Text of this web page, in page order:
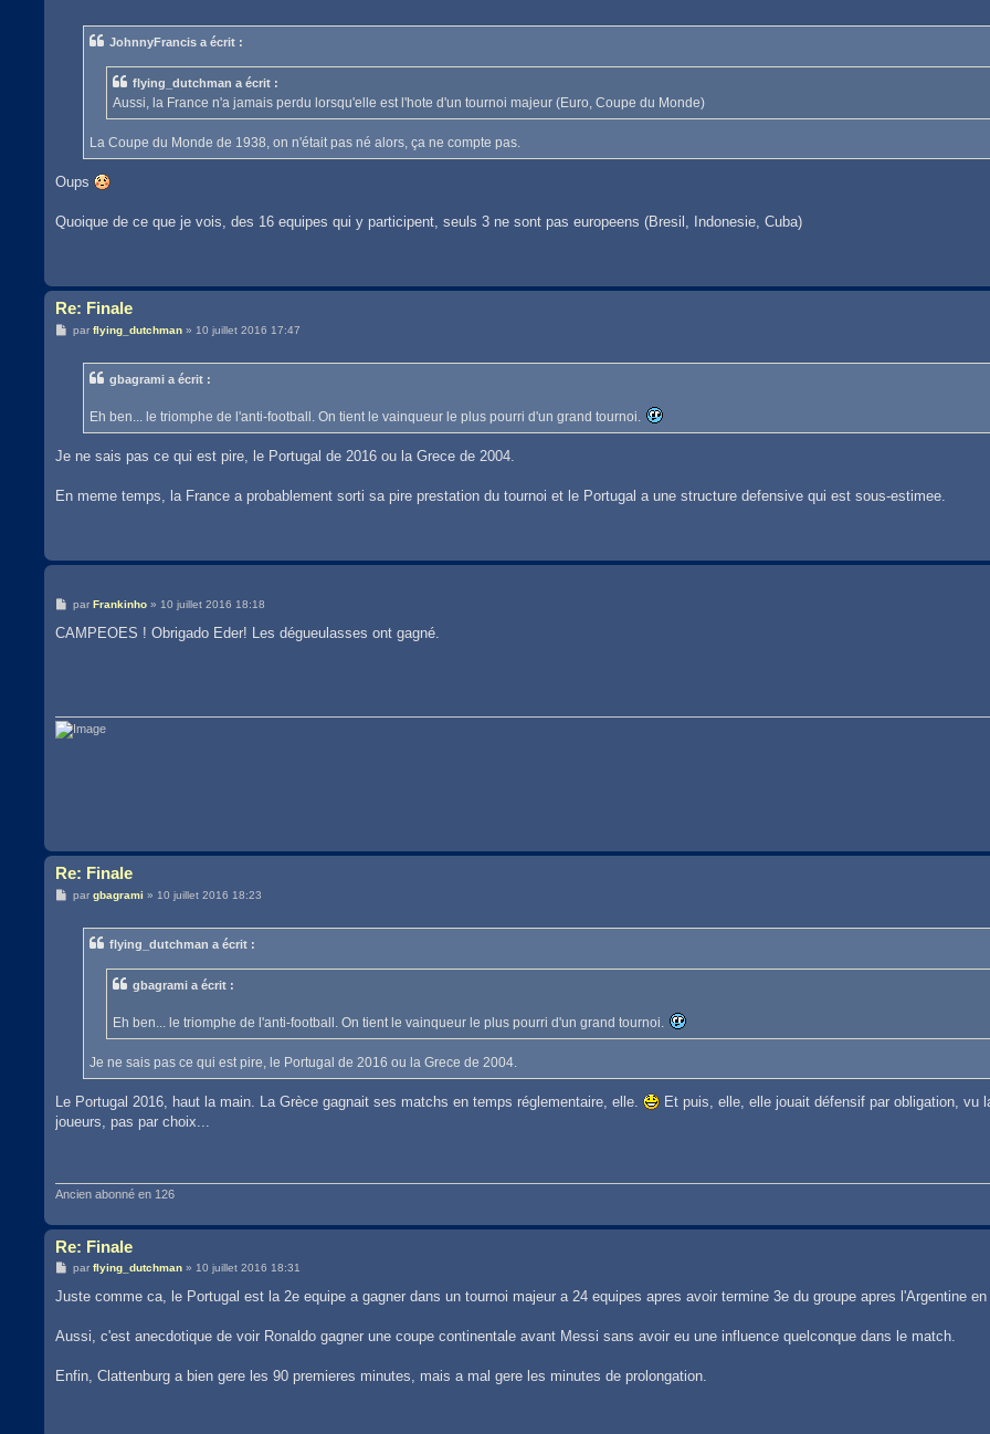
JohnnyFrancis a écrit :
flying_dutchman a écrit :
Aussi, la France n'a jamais perdu lorsqu'elle est l'hote d'un tournoi majeur (Euro, Coupe du Monde)
La Coupe du Monde de 1938, on n'était pas né alors, ça ne compte pas.
Oups
Quoique de ce que je vois, des 16 equipes qui y participent, seuls 3 ne sont pas europeens (Bresil, Indonesie, Cuba)
Re: Finale
Mparflying_dutchman » 10 juillet 2016 17:47
gbagrami a écrit :
Eh ben... le triomphe de l'anti-football. On tient le vainqueur le plus pourri d'un grand tournoi.
Je ne sais pas ce qui est pire, le Portugal de 2016 ou la Grece de 2004.
En meme temps, la France a probablement sorti sa pire prestation du tournoi et le Portugal a une structure defensive qui est sous-estimee.
M
s
parFrankinho » 10 juillet 2016 18:18
CAMPEOES ! Obrigado Eder! Les dégueulasses ont gagné.
Re: Finale
Mpargbagrami » 10 juillet 2016 18:23
flying_dutchman a écrit :
gbagrami a écrit :
Eh ben... le triomphe de l'anti-football. On tient le vainqueur le plus pourri d'un grand tournoi.
Je ne sais pas ce qui est pire, le Portugal de 2016 ou la Grece de 2004.
Le Portugal 2016, haut la main. La Grèce gagnait ses matchs en temps réglementaire, elle.
Et puis, elle, elle jouait défensif par obligation, vu
joueurs, pas par choix...
Ancien abonné en 126
Re: Finale
M
s
g
parflying_dutchman »10 juillet 2016 18:31
Juste comme ca, le Portugal est la 2e equipe a gagner dans un tournoi majeur a 24 equipes apres avoir termine 3e du groupe apres l'Argentine en
Aussi, c'est anecdotique de voir Ronaldo gagner une coupe continentale avant Messi sans avoir eu une influence quelconque dans le match.
Enfin, Clattenburg a bien gere les 90 premieres minutes, mais a mal gere les minutes de prolongation.